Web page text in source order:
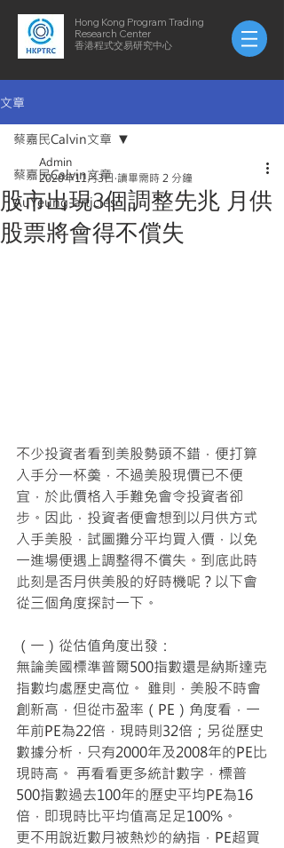
Hong Kong Program Trading
Research Center
​​香港程式交易研究中心
文章
蔡嘉民Calvin文章
AuYeung-articles
蔡嘉民Calvin文章
股市出現3個調整先兆 月供
股票將會得不償失
Admin
2020年11月3日 讀畢需時 2 分鐘
不少投資者看到美股勢頭不錯，便打算
入手分一杯羮，不過美股現價已不便
宜，於此價格入手難免會令投資者卻
步。因此，投資者便會想到以月供方式
入手美股，試圖攤分平均買入價，以免
一進場便遇上調整得不償失。到底此時
此刻是否月供美股的好時機呢？以下會
從三個角度探討一下。
（一）從估值角度出發：
無論美國標準普爾500指數還是納斯達克
指數均處歷史高位。 雖則，美股不時會
創新高，但從市盈率（PE）角度看，一
年前PE為22倍，現時則32倍；另從歷史
數據分析，只有2000年及2008年的PE比
現時高。 再看看更多統計數字，標普
500指數過去100年的歷史平均PE為16
倍，即現時比平均值高足足100%。
更不用說近數月被熱炒的納指，PE超買